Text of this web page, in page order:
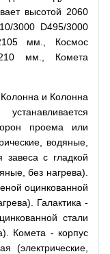
высотой 2060
3000 D495/3000
мм., Космос
мм., Комета
и Колонна
проема или
водяные,
завеса с гладкой
без нагрева).
оцинкованной
Галактика -
стали
Комета - корпус
(электрические,